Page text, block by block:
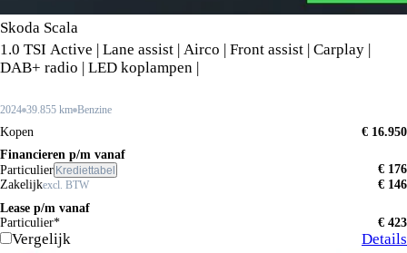
Skoda Scala
1.0 TSI Active | Lane assist | Airco | Front assist | Carplay |
DAB+ radio | LED koplampen |
2024 39.855 km Benzine
Kopen
€ 16.950
Financieren p/m vanaf
Particulier Krediettabel
€ 176
Zakelijkexcl. BTW
€ 146
Lease p/m vanaf
Particulier*
€ 423
Vergelijk Details